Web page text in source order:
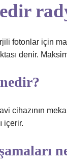
fotonlar için
denir.
cihazının
içerir.